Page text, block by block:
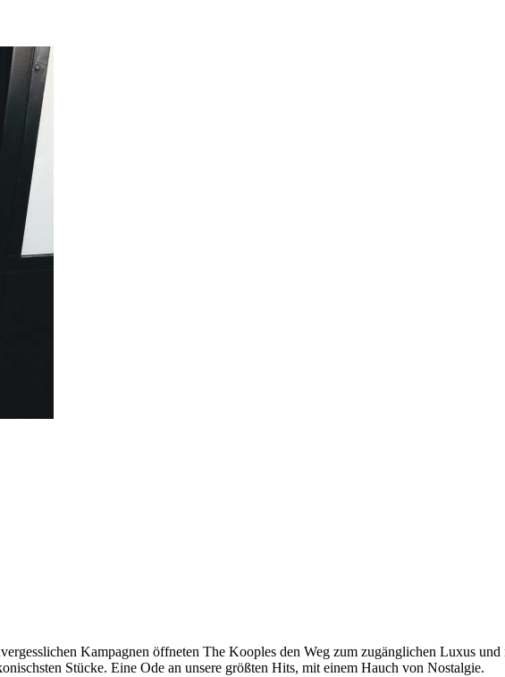
Kampagnen öffneten The Kooples den Weg zum zugänglichen Luxus
Stücke. Eine Ode an unsere größten Hits, mit einem Hauch von Nostalgie.